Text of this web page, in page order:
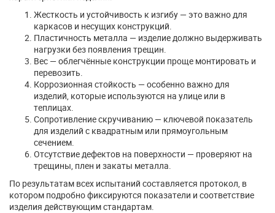
Жесткость и устойчивость к изгибу — это важно для
каркасов и несущих конструкций.
Пластичность металла — изделие должно выдерживать
нагрузки без появления трещин.
Вес — облегчённые конструкции проще монтировать и
перевозить.
Коррозионная стойкость — особенно важно для
изделий, которые используются на улице или в
теплицах.
Сопротивление скручиванию — ключевой показатель
для изделий с квадратным или прямоугольным
сечением.
Отсутствие дефектов на поверхности — проверяют на
трещины, плен и закаты металла.
По результатам всех испытаний составляется протокол, в
котором подробно фиксируются показатели и соответствие
изделия действующим стандартам.